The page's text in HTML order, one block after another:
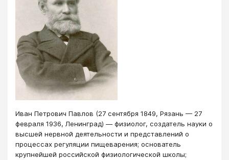
Иван Петрович Павлов (27 сентября 1849, Рязань — 27
февраля 1936, Ленинград) — физиолог, создатель науки о
высшей нервной деятельности и представлений о
процессах регуляции пищеварения; основатель
крупнейшей российской физиологической школы;